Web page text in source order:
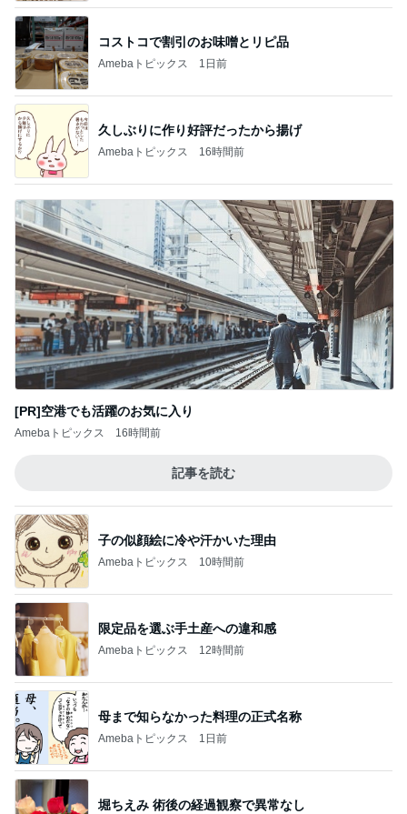
コストコで割引のお味噌とリピ品
Amebaトピックス 1日前
久しぶりに作り好評だったから揚げ
Amebaトピックス 16時間前
[PR]空港でも活躍のお気に入り
Amebaトピックス 16時間前
記事を読む
子の似顔絵に冷や汗かいた理由
Amebaトピックス 10時間前
限定品を選ぶ手土産への違和感
Amebaトピックス 12時間前
母まで知らなかった料理の正式名称
Amebaトピックス 1日前
堀ちえみ 術後の経過観察で異常なし